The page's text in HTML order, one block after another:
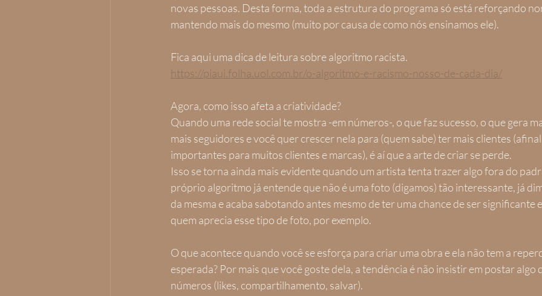
novas pessoas. Desta forma, toda a estrutura do programa só está reforçando
mantendo mais do mesmo (muito por causa de como nós ensinamos ele).
Fica aqui uma dica de leitura sobre algoritmo racista.
https://piaui.folha.uol.com.br/o-algoritmo-e-racismo-nosso-de-cada-dia/
Agora, como isso afeta a criatividade?
Quando uma rede social te mostra -em números-, o que faz sucesso, o que gera
mais seguidores e você quer crescer nela para (quem sabe) ter mais clientes
importantes para muitos clientes e marcas), é aí que a arte de criar se perde.
Isso se torna ainda mais evidente quando um artista tenta trazer algo fora do
próprio algoritmo já entende que não é uma foto (digamos) tão interessante, já
da mesma e acaba sabotando antes mesmo de ter uma chance de ser significante
quem aprecia esse tipo de foto, por exemplo.
O que acontece quando você se esforça para criar uma obra e ela não tem a
esperada? Por mais que você goste dela, a tendência é não insistir em postar algo
números (likes, compartilhamento, salvar).